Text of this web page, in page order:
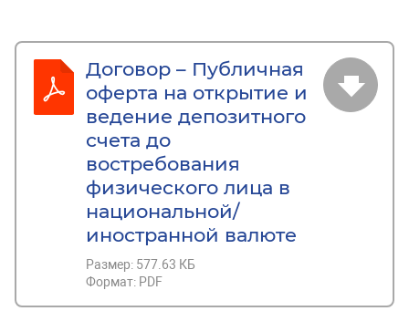
Договор – Публичная
оферта на открытие и
ведение депозитного
счета до
востребования
физического лица в
национальной/
иностранной валюте
Размер: 577.63 КБ
Формат: PDF